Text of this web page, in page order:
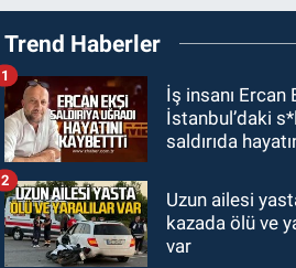
23:05Kozlu
GÜNDEM
22:33Zonguldak TSO
önemli etkinliğe
GÜNDEM
22:119 yaşındaki
Burak Keskintığ
Trend Haberler
İş insanı Ercan
İstanbul’daki
saldırıda
1
Uzun ailesi
kazada ölü ve
var
2